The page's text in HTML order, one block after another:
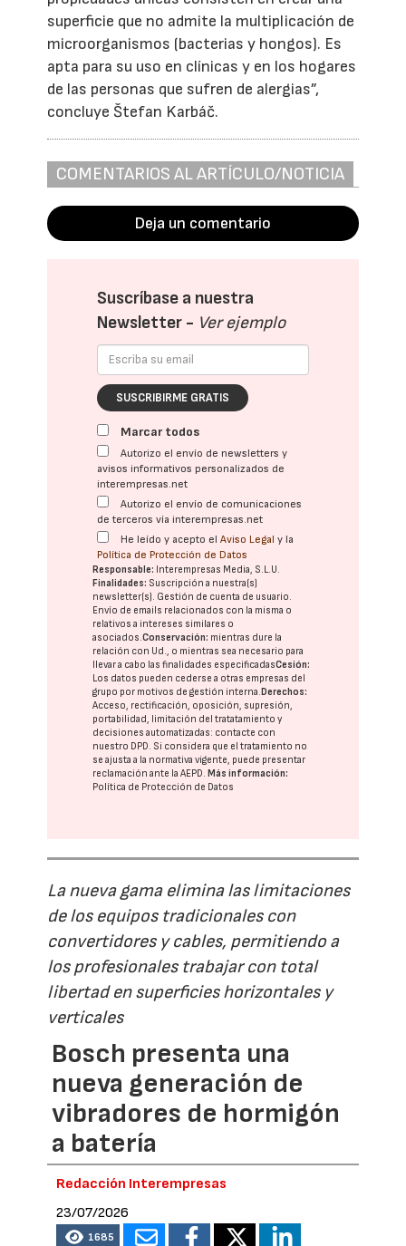
superficie que no admite la multiplicación de
microorganismos (bacterias y hongos). Es
apta para su uso en clínicas y en los hogares
de las personas que sufren de alergias”,
concluye Štefan Karbáč.
COMENTARIOS AL ARTÍCULO/NOTICIA
Deja un comentario
Suscríbase a nuestra
Newsletter - Ver ejemplo
SUSCRIBIRME GRATIS
Marcar todos
Autorizo el envío de newsletters y
avisos informativos personalizados de
interempresas.net
Autorizo el envío de comunicaciones
de terceros vía interempresas.net
He leído y acepto elAviso Legal y la
Política de Protección de Datos
Responsable: Interempresas Media, S.L.U.
Finalidades: Suscripción a nuestra(s)
newsletter(s). Gestión de cuenta de usuario.
Envío de emails relacionados con la misma o
relativos a intereses similares o
asociados.Conservación: mientras dure la
relación con Ud., o mientras sea necesario para
llevar a cabo las finalidades especificadasCesión:
Los datos pueden cederse a otras empresas del
grupo por motivos de gestión interna.Derechos:
Acceso, rectificación, oposición, supresión,
portabilidad, limitación del tratatamiento y
decisiones automatizadas: contacte con
nuestro DPD. Si considera que el tratamiento no
se ajusta a la normativa vigente, puede presentar
reclamación ante laAEPD.Más información:
Política de Protección de Datos
La nueva gama elimina las limitaciones
de los equipos tradicionales con
convertidores y cables, permitiendo a
los profesionales trabajar con total
libertad en superficies horizontales y
verticales
Bosch presenta una
nueva generación de
vibradores de hormigón
a batería
Redacción Interempresas
23/07/2026
1685